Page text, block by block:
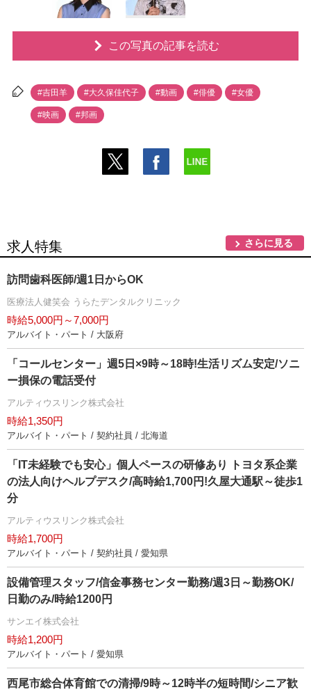
この写真の記事を読む
#吉田羊 #大久保佳代子 #動画 #俳優 #女優
#映画 #邦画
求人特集 さらに見る
訪問歯科医師/週1日からOK
医療法人健笑会 うらたデンタルクリニック
時給5,000円～7,000円
アルバイト・パート / 大阪府
「コールセンター」週5日×9時～18時!生活リズム安定/ソニ
ー損保の電話受付
アルティウスリンク株式会社
時給1,350円
アルバイト・パート / 契約社員 / 北海道
「IT未経験でも安心」個人ペースの研修あり トヨタ系企業
の法人向けヘルプデスク/高時給1,700円!久屋大通駅～徒歩1
分
アルティウスリンク株式会社
時給1,700円
アルバイト・パート / 契約社員 / 愛知県
設備管理スタッフ/信金事務センター勤務/週3日～勤務OK/
日勤のみ/時給1200円
サンエイ株式会社
時給1,200円
アルバイト・パート / 愛知県
西尾市総合体育館での清掃/9時～12時半の短時間/シニア歓